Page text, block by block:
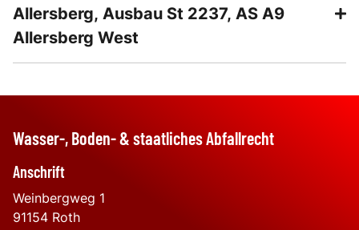
Allersberg, Ausbau St 2237, AS A9
Allersberg West
Wasser-, Boden- & staatliches Abfallrecht
Anschrift
Weinbergweg 1
91154 Roth